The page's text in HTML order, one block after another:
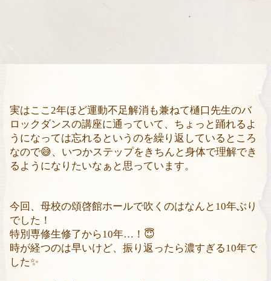
実はここ 2年ほど運動不足解消も兼ねて樋口先生のバ
ロックダンスの講座に通っていて、ちょっと踊れるよ
うになっては忘れるというのを繰り返しているところ
なので😅、いつかステップをきちんと身体で理解でき
るようになりたいなぁと思っています。
今回、母校の頌啓館ホールで吹くのはなんと 10年ぶり
でした！
特別専修生修了から10年… ！ 😇
時が経つのは早いけど、振り返ったら濃すぎる10年で
した✨